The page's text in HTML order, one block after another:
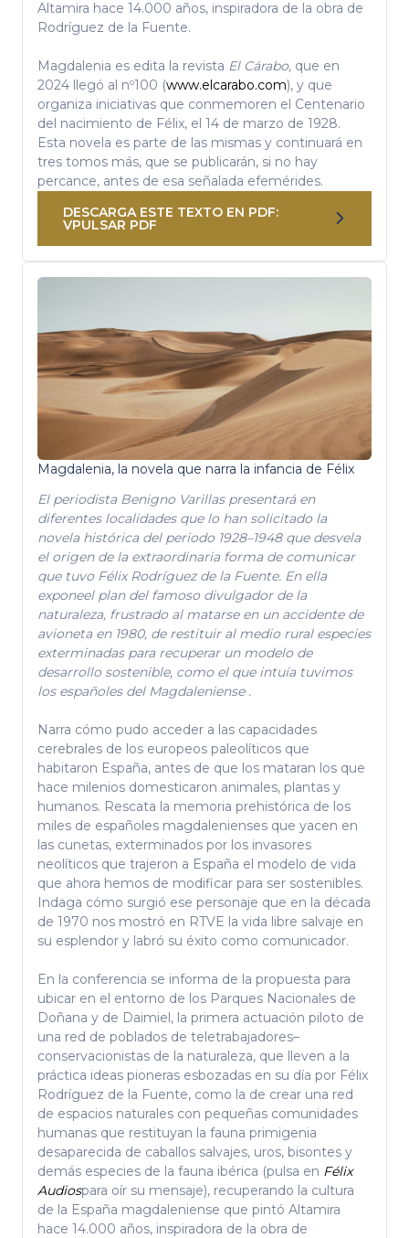
Altamira hace 14.000 años, inspiradora de la obra de
Rodríguez de la Fuente.
Magdalenia es edita la revista El Cárabo, que en
2024 llegó al nº100 (www.elcarabo.com), y que
organiza iniciativas que conmemoren el Centenario
del nacimiento de Félix, el 14 de marzo de 1928.
Esta novela es parte de las mismas y continuará en
tres tomos más, que se publicarán, si no hay
percance, antes de esa señalada efemérides.
DESCARGA ESTE TEXTO EN PDF:
VPULSAR PDF
Magdalenia, la novela que narra la infancia de Félix
El periodista Benigno Varillas presentará en
diferentes localidades que lo han solicitado la
novela histórica del periodo 1928–1948 que desvela
el origen de la extraordinaria forma de comunicar
que tuvo Félix Rodríguez de la Fuente. En ella
exponeel plan del famoso divulgador de la
naturaleza, frustrado al matarse en un accidente de
avioneta en 1980, de restituir al medio rural especies
exterminadas para recuperar un modelo de
desarrollo sostenible, como el que intuía tuvimos
los españoles del Magdaleniense .
Narra cómo pudo acceder a las capacidades
cerebrales de los europeos paleolíticos que
habitaron España, antes de que los mataran los que
hace milenios domesticaron animales, plantas y
humanos. Rescata la memoria prehistórica de los
miles de españoles magdalenienses que yacen en
las cunetas, exterminados por los invasores
neolíticos que trajeron a España el modelo de vida
que ahora hemos de modificar para ser sostenibles.
Indaga cómo surgió ese personaje que en la década
de 1970 nos mostró en RTVE la vida libre salvaje en
su esplendor y labró su éxito como comunicador.
En la conferencia se informa de la propuesta para
ubicar en el entorno de los Parques Nacionales de
Doñana y de Daimiel, la primera actuación piloto de
una red de poblados de teletrabajadores–
conservacionistas de la naturaleza, que lleven a la
práctica ideas pioneras esbozadas en su día por Félix
Rodríguez de la Fuente, como la de crear una red
de espacios naturales con pequeñas comunidades
humanas que restituyan la fauna primigenia
desaparecida de caballos salvajes, uros, bisontes y
demás especies de la fauna ibérica (pulsa en Félix
Audiospara oír su mensaje), recuperando la cultura
de la España magdaleniense que pintó Altamira
hace 14.000 años, inspiradora de la obra de